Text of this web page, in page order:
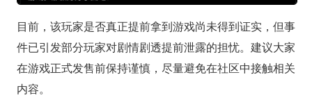
目前，该玩家是否真正提前拿到游戏尚未得到证实，但事
件已引发部分玩家对剧情剧透提前泄露的担忧。建议大家
在游戏正式发售前保持谨慎，尽量避免在社区中接触相关
内容。